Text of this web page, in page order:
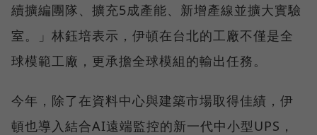
續擴編團隊、擴充5成產能、新增產線並擴大實驗
室。」林鈺培表示，伊頓在台北的工廠不僅是全
球模範工廠，更承擔全球模組的輸出任務。
今年，除了在資料中心與建築市場取得佳績，伊
頓也導入結合AI遠端監控的新一代中小型UPS，